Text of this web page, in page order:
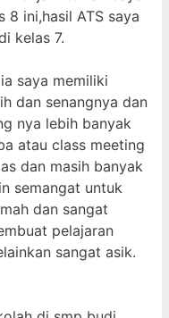
8 ini,hasil ATS saya
kelas 7.
saya memiliki
dan senangnya dan
nya lebih banyak
atau class meeting
dan masih banyak
semangat untuk
dan sangat
pelajaran
sangat asik.